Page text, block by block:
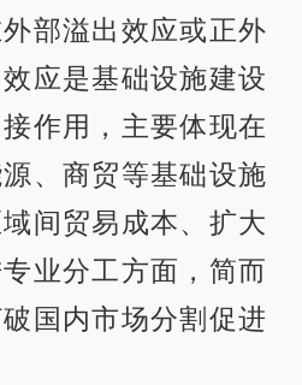
部溢出效应或正外
应是基础设施建设
作用，主要体现在
、商贸等基础设施
间贸易成本、扩大
业分工方面，简而
国内市场分割促进